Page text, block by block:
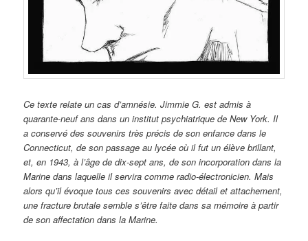
Ce texte relate un cas d’amnésie. Jimmie G. est admis à
quarante-neuf ans dans un institut psychiatrique de New York. Il
a conservé des souvenirs très précis de son enfance dans le
Connecticut, de son passage au lycée où il fut un élève brillant,
et, en 1943, à l’âge de dix-sept ans, de son incorporation dans la
Marine dans laquelle il servira comme radio-électronicien. Mais
alors qu’il évoque tous ces souvenirs avec détail et attachement,
une fracture brutale semble s’être faite dans sa mémoire à partir
de son affectation dans la Marine.